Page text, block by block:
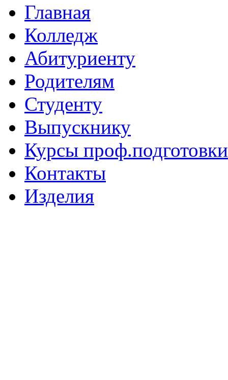
Главная
Колледж
Абитуриенту
Родителям
Студенту
Выпускнику
Курсы проф.подготовки
Контакты
Изделия